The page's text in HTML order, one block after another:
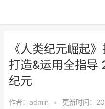
《人类纪元崛起
打造&运用全指
纪元
作者： admin • 更新时间：